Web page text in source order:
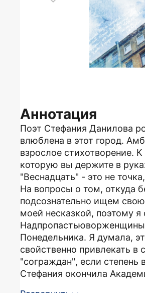
Аннотация
Поэт Стефания Данилова
влюблена в этот город.
взрослое стихотворение.
которую вы держите в
"Веснадцать" - это не
На вопросы о том, откуда
подсознательно ищем
моей несказкой, поэтому
Понедельника. Я думала,
свойственно привлекать
"сограждан", если
Стефания окончила